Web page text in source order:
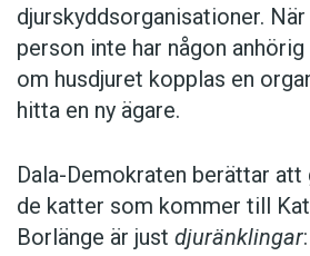
djurskyddsorganisationer.
person inte har någon
om husdjuret kopplas en
hitta en ny ägare.
Dala-Demokraten berättar att
de katter som kommer till
Borlänge är just djuränklingar: